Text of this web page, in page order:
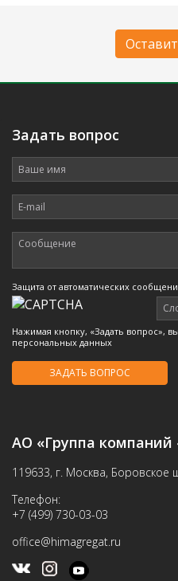
АО «Группа
119633, г. Москва, Боровское
Телефон:
+7 (499) 730-03-03
office@himagregat.ru
Задать вопрос
Защита от автоматических
Нажимая кнопку, «Задать вопрос»,
персональных данных